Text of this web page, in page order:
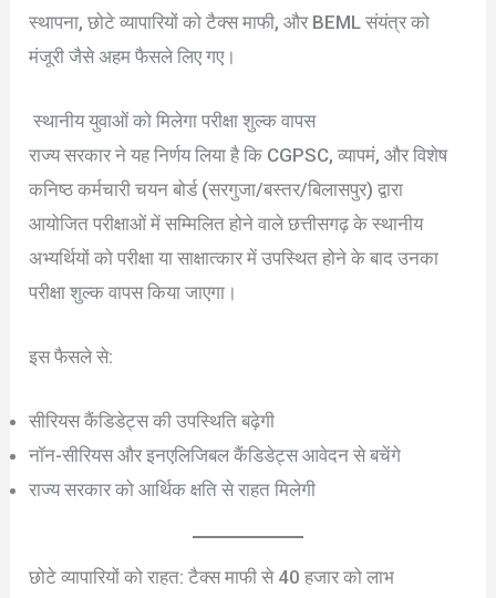
स्थापना, छोटे व्यापारियों को टैक्स माफी, और BEML संयंत्र को
मंजूरी जैसे अहम फैसले लिए गए।
स्थानीय युवाओं को मिलेगा परीक्षा शुल्क वापस
राज्य सरकार ने यह निर्णय लिया है कि CGPSC, व्यापमं, और विशेष
कनिष्ठ कर्मचारी चयन बोर्ड (सरगुजा/बस्तर/बिलासपुर) द्वारा
आयोजित परीक्षाओं में सम्मिलित होने वाले छत्तीसगढ़ के स्थानीय
अभ्यर्थियों को परीक्षा या साक्षात्कार में उपस्थित होने के बाद उनका
परीक्षा शुल्क वापस किया जाएगा।
इस फैसले से:
सीरियस कैंडिडेट्स की उपस्थिति बढ़ेगी
नॉन-सीरियस और इनएलिजिबल कैंडिडेट्स आवेदन से बचेंगे
राज्य सरकार को आर्थिक क्षति से राहत मिलेगी
छोटे व्यापारियों को राहत: टैक्स माफी से 40 हजार को लाभ